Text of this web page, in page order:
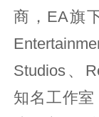
商，EA旗
Studios、
知名工作室